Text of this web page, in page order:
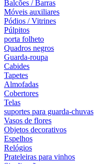
Balcões / Barras
Móveis auxiliares
Pódios / Vitrines
Púlpitos
porta folheto
Quadros negros
Guarda-roupa
Cabides
Tapetes
Almofadas
Cobertores
Telas
suportes para guarda-chuvas
Vasos de flores
Objetos decorativos
Espelhos
Relógios
Prateleiras para vinhos